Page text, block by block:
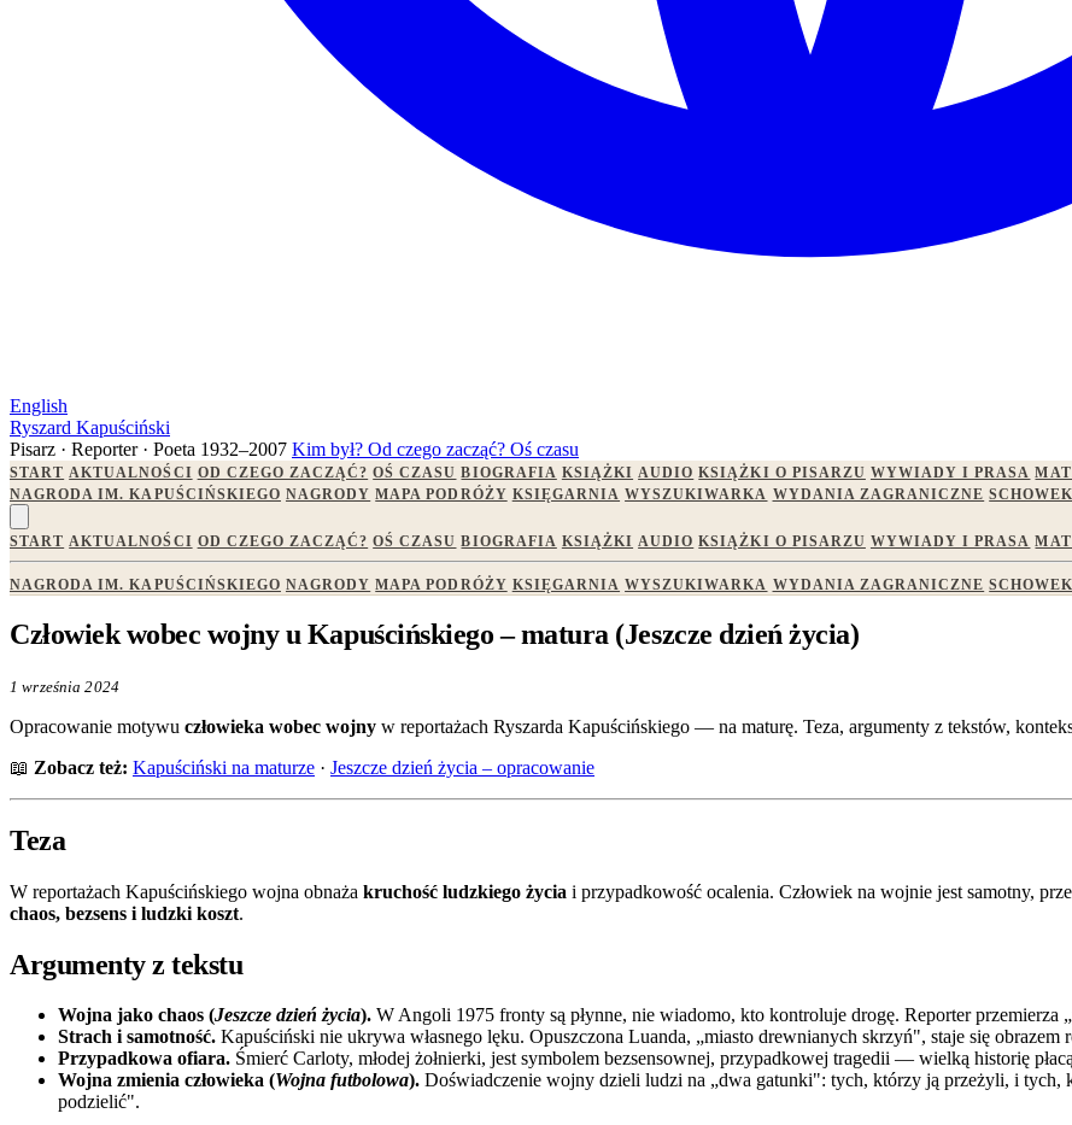
English
Ryszard Kapuściński
Pisarz · Reporter · Poeta 1932–2007 Kim był? Od czego zacząć? Oś czasu
START AKTUALNOŚCI OD CZEGO ZACZĄĆ? OŚ CZASU BIOGRAFIA KSIĄŻKI AUDIO KSIĄŻKI O PISARZU WYWIADY I PRASA
NAGRODA IM. KAPUŚCIŃSKIEGO NAGRODY MAPA PODRÓŻY KSIĘGARNIA WYSZUKIWARKA WYDANIA ZAGRANICZNE SCHOWEK
START AKTUALNOŚCI OD CZEGO ZACZĄĆ? OŚ CZASU BIOGRAFIA KSIĄŻKI AUDIO KSIĄŻKI O PISARZU WYWIADY I PRASA
NAGRODA IM. KAPUŚCIŃSKIEGO NAGRODY MAPA PODRÓŻY KSIĘGARNIA WYSZUKIWARKA WYDANIA ZAGRANICZNE SCHOWEK
Człowiek wobec wojny u Kapuścińskiego – matura (Jeszcze dzień życia)
1 września 2024
Opracowanie motywu człowieka wobec wojny w reportażach Ryszarda Kapuścińskiego — na maturę. Teza, argumenty z tekstów,
📖 Zobacz też: Kapuściński na maturze · Jeszcze dzień życia – opracowanie
Teza
W reportażach Kapuścińskiego wojna obnaża kruchość ludzkiego życia i przypadkowość ocalenia. Człowiek na wojnie jest samotny,
chaos, bezsens i ludzki koszt.
Argumenty z tekstu
Wojna jako chaos (Jeszcze dzień życia). W Angoli 1975 fronty są płynne, nie wiadomo, kto kontroluje drogę. Reporter
Strach i samotność. Kapuściński nie ukrywa własnego lęku. Opuszczona Luanda, „miasto drewnianych skrzyń", staje się obrazem
Przypadkowa ofiara. Śmierć Carloty, młodej żołnierki, jest symbolem bezsensownej, przypadkowej tragedii — wielką historię
Wojna zmienia człowieka (Wojna futbolowa). Doświadczenie wojny dzieli ludzi na „dwa gatunki": tych, którzy ją przeżyli, i
podzielić".